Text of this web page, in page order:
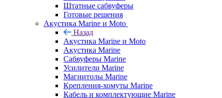
Штатные сабвуферы
Готовые решения
Акустика Marine и Moto
Назад
Акустика Marine и Moto
Акустика Marine
Сабвуферы Marine
Усилители Marine
Магнитолы Marine
Крепления-хомуты Marine
Кабель и комплектующие Marine